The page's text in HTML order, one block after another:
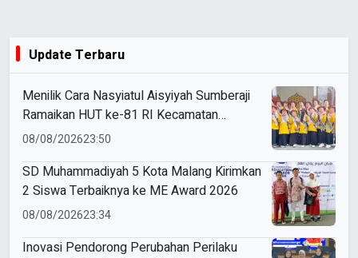
Update Terbaru
Menilik Cara Nasyiatul Aisyiyah Sumberaji
Ramaikan HUT ke-81 RI Kecamatan
Sukodadi
08/08/202623:50
SD Muhammadiyah 5 Kota Malang Kirimkan
2 Siswa Terbaiknya ke ME Award 2026
08/08/202623:34
Inovasi Pendorong Perubahan Perilaku